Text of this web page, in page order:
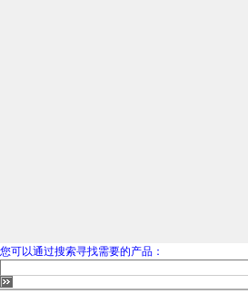
您可以通过搜索寻找需要的产品：